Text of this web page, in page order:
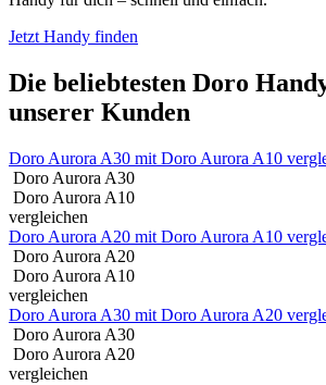
Jetzt Handy finden
Die beliebtesten Doro
unserer Kunden
Doro Aurora A30 mit Doro Aurora A10
Doro Aurora A30
Doro Aurora A10
vergleichen
Doro Aurora A20 mit Doro Aurora A10
Doro Aurora A20
Doro Aurora A10
vergleichen
Doro Aurora A30 mit Doro Aurora A20
Doro Aurora A30
Doro Aurora A20
vergleichen